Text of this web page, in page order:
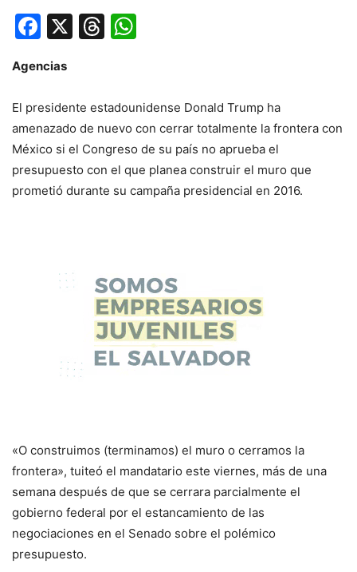
Facebook
X Threads
Agencias
El presidente estadounidense Donald Trump ha
amenazado de nuevo con cerrar totalmente la frontera con
México si el Congreso de su país no aprueba el
presupuesto con el que planea construir el muro que
prometió durante su campaña presidencial en 2016.
«O construimos (terminamos) el muro o cerramos la
frontera», tuiteó el mandatario este viernes, más de una
semana después de que se cerrara parcialmente el
gobierno federal por el estancamiento de las
negociaciones en el Senado sobre el polémico
presupuesto.